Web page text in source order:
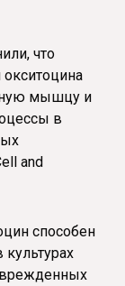
что
мышцу и
в
and
способен